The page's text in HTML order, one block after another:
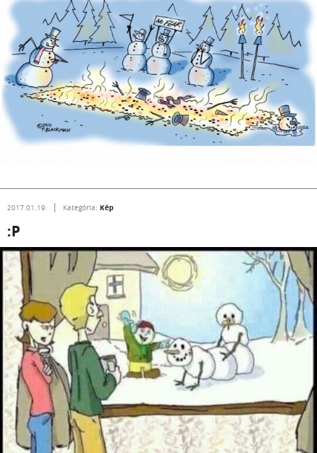
2017.01.19. Kategória: Kép
:P